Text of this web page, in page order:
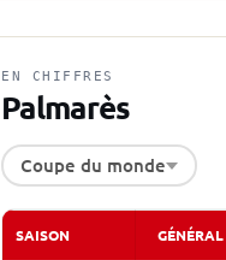
EN CHIFFRES
Palmarès
Coupe du monde
SAISON GÉNÉRAL